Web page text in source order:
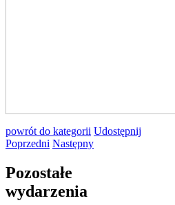
powrót do kategorii Udostępnij
Poprzedni Następny
Pozostałe
wydarzenia